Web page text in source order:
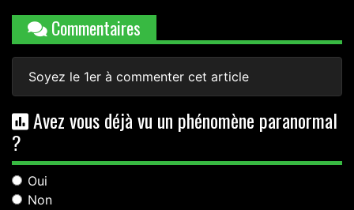
Commentaires
Soyez le 1er à commenter cet article
Avez vous déjà vu un phénomène paranormal
?
Oui
Non